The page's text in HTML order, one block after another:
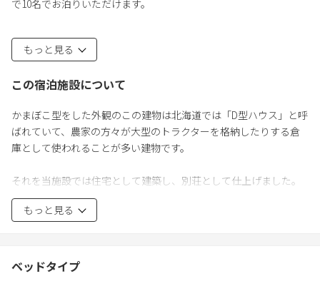
で10名でお泊りいただけます。
また本格的な薪ストーブサウナを完備しており、滞在中は好きな
時間に利用することができます。サウナは大人6名が快適に入れる
組限定の貸別荘なので自分たちのグループだけで周りを気にする
ことなく楽しい時間を過ごせます。
川が流れており、敷地内にはカヌーができるほどの池があり、自
然散策を楽しむこともできます。
もっと見る
この宿泊施設について
かまぼこ型をした外観のこの建物は北海道では「D型ハウス」と呼
ばれていて、農家の方々が大型のトラクターを格納したりする倉
庫として使われることが多い建物です。
それを当施設では住宅として建築し、別荘として仕上げました。
”ウチソト”という構想を練り、室内なんだけど外のような楽しみ
要素もどこか残るような仕上げとなっています。グランピングを
基本的にはFOX Cabinを貸別荘として利用していただきます。
もっと見る
ベッドタイプ